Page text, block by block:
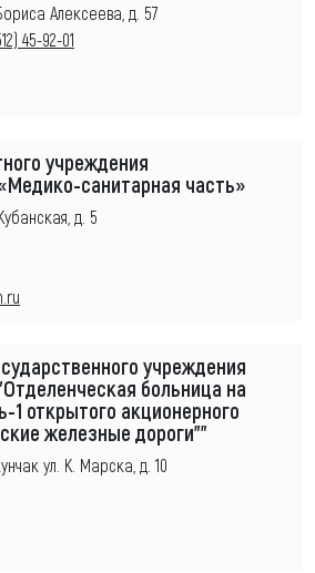
Алексеева, д. 57
45-92-01
учреждения
санитарная часть»
д. 5
учреждения
больница на
1 открытого акционерного
железные дороги""
ул. К. Марска, д. 10